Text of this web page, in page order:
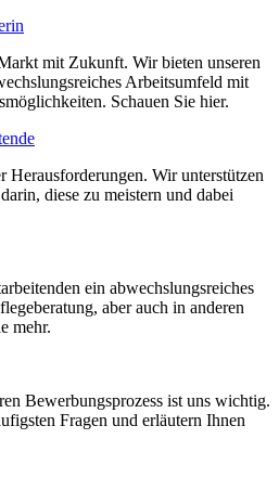
mit Zukunft. Wir bieten unseren
Arbeitsumfeld mit
Schauen Sie hier.
Herausforderungen. Wir unterstützen
diese zu meistern und dabei
ein abwechslungsreiches
aber auch in anderen
mehr.
Bewerbungsprozess ist uns wichtig.
Fragen und erläutern Ihnen